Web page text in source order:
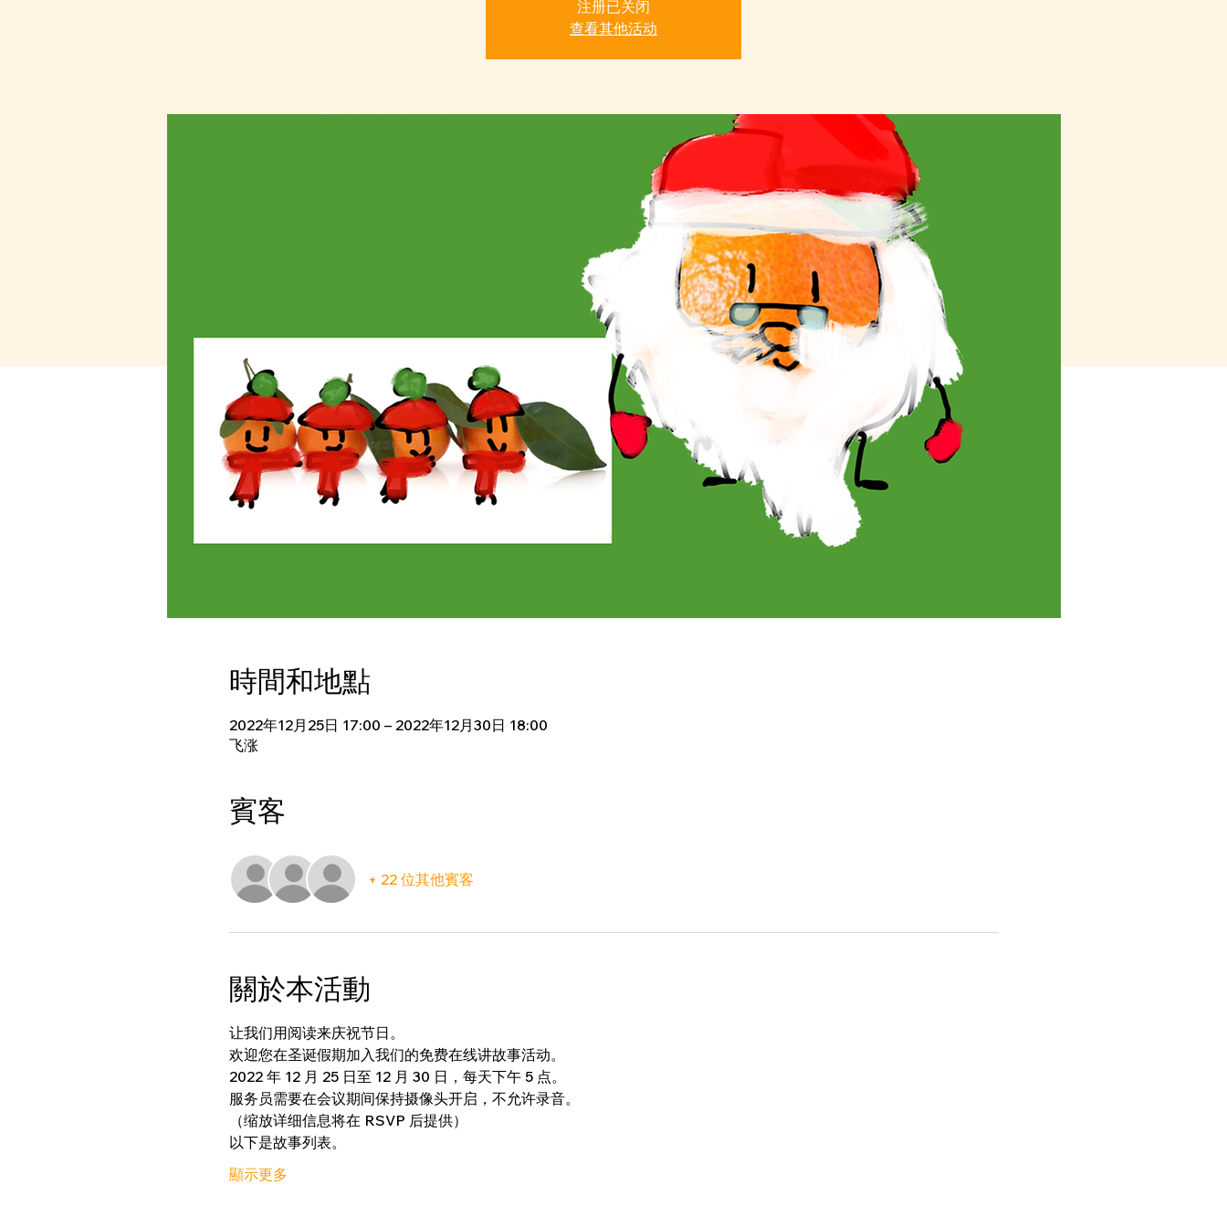
注册已关闭
查看其他活动
時間和地點
2022年12月25日 17:00 – 2022年12月30日 18:00
飞涨
賓客
+ 22 位其他賓客
關於本活動
让我们用阅读来庆祝节日。
欢迎您在圣诞假期加入我们的免费在线讲故事活动。
2022 年 12 月 25 日至 12 月 30 日，每天下午 5 点。
服务员需要在会议期间保持摄像头开启，不允许录音。
（缩放详细信息将在 RSVP 后提供）
以下是故事列表。
顯示更多